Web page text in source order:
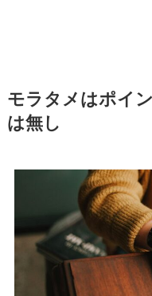
モラタメはポイ
は無し